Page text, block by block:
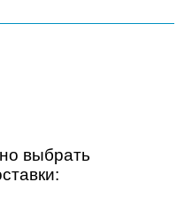
выбрать